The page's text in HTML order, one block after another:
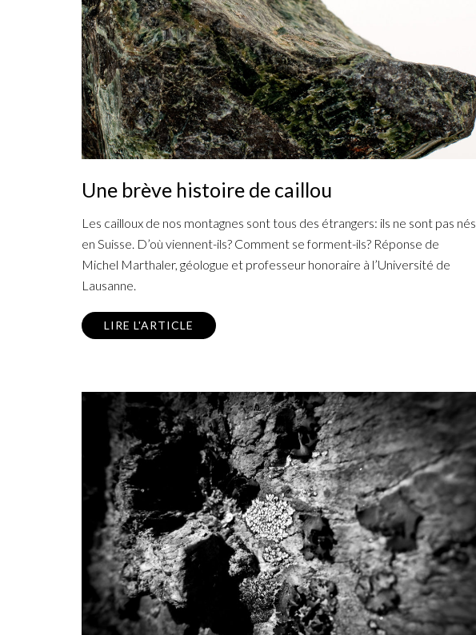
Une brève histoire de caillou
Les cailloux de nos montagnes sont tous des étrangers: ils ne sont pas nés
en Suisse. D’où viennent-ils? Comment se forment-ils? Réponse de
Michel Marthaler, géologue et professeur honoraire à l’Université de
Lausanne.
LIRE L'ARTICLE